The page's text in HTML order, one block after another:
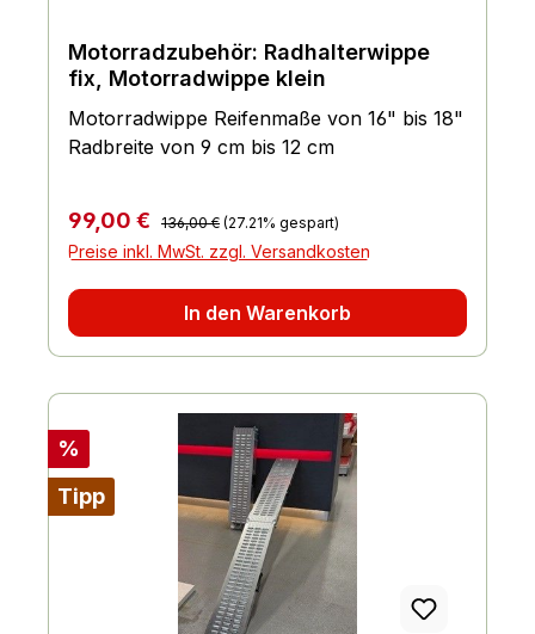
Motorradzubehör: Radhalterwippe
fix, Motorradwippe klein
Motorradwippe Reifenmaße von 16" bis 18"
Radbreite von 9 cm bis 12 cm
Verkaufspreis:
99,00 € Regulärer Preis:
136,00 € (27.21% gespart)
Preise inkl. MwSt. zzgl. Versandkosten
In den Warenkorb
Rabatt
%
Tipp